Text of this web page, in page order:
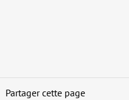
Partager cette page